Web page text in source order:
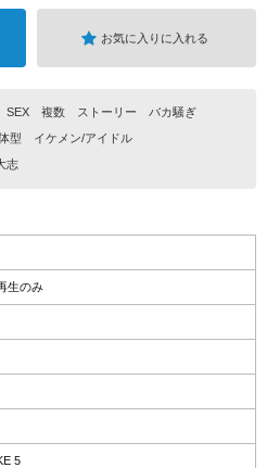
お気に入りに入れる
SEX 複数 ストーリー バカ騒ぎ
型 イケメン/アイドル
志
生のみ
5